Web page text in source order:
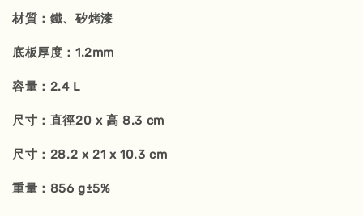
材質：鐵、矽烤漆
底板厚度：1.2mm
容量：2.4 L
尺寸：直徑20 x 高 8.3 cm
尺寸：28.2 x 21 x 10.3 cm
重量：856 g±5%